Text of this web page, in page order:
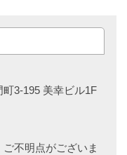
3-195 美幸ビル1F
不明点がございま